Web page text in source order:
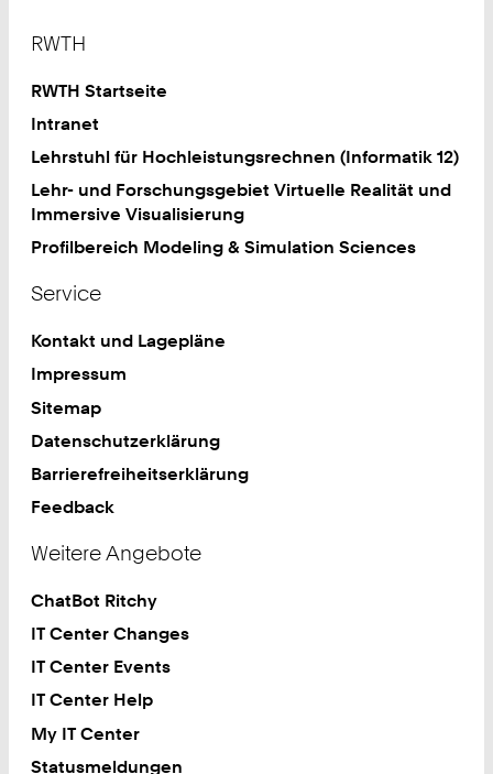
RWTH
RWTH Startseite
Intranet
Lehrstuhl für Hochleistungsrechnen (Informatik 12)
Lehr- und Forschungsgebiet Virtuelle Realität und
Immersive Visualisierung
Profilbereich Modeling & Simulation Sciences
Service
Kontakt und Lagepläne
Impressum
Sitemap
Datenschutzerklärung
Barrierefreiheitserklärung
Feedback
Weitere Angebote
ChatBot Ritchy
IT Center Changes
IT Center Events
IT Center Help
My IT Center
Statusmeldungen